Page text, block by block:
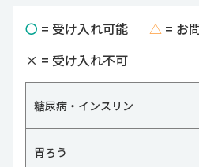
〇 = 受け入れ可能 △ = お
× = 受け入れ不可
糖尿病・インスリン
胃ろう